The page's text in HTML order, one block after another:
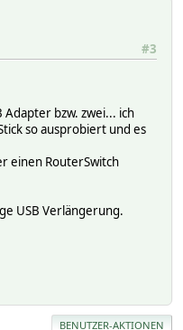
#3
Adapter bzw. zwei... ich
so ausprobiert und es
einen RouterSwitch
USB Verlängerung.
BENUTZER-AKTIONEN